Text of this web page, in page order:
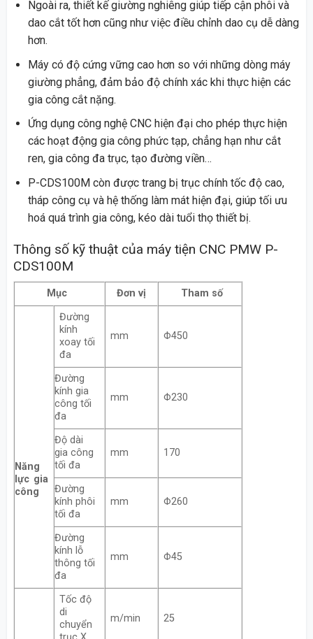
Ngoài ra, thiết kế giường nghiêng giúp tiếp cận phôi và
dao cắt tốt hơn cũng như việc điều chỉnh dao cụ dễ dàng
hơn.
Máy có độ cứng vững cao hơn so với những dòng máy
giường phẳng, đảm bảo độ chính xác khi thực hiện các
gia công cắt nặng.
Ứng dụng công nghệ CNC hiện đại cho phép thực hiện
các hoạt động gia công phức tạp, chẳng hạn như cắt
ren, gia công đa trục, tạo đường viền…
P-CDS100M còn được trang bị trục chính tốc độ cao,
tháp công cụ và hệ thống làm mát hiện đại, giúp tối ưu
hoá quá trình gia công, kéo dài tuổi thọ thiết bị.
Thông số kỹ thuật của máy tiện CNC PMW P-
CDS100M
Mục Đơn vị Tham số
Năng
lực gia
công
Đường
kính
xoay tối
đa
mm Φ450
Đường
kính gia
công tối
đa
mm Φ230
Độ dài
gia công
tối đa
mm 170
Đường
kính phôi
tối đa
mm Φ260
Đường
kính lỗ
thông tối
đa
mm Φ45
Tốc độ
di
chuyển
m/min 25